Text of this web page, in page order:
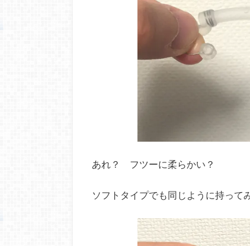
あれ？ フツーに柔らかい？
ソフトタイプでも同じように持って